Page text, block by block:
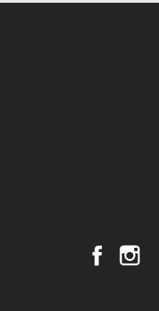
Facebook